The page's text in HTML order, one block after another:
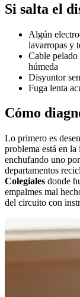
Si salta el
Algún
lavarropas y
Cable
húmeda
Disyuntor
Fuga lenta
Cómo
Lo primero es
problema está en
enchufando uno
departamentos
Colegiales donde
empalmes mal
del circuito con